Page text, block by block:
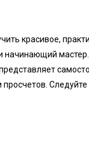
красивое,
Следуйте